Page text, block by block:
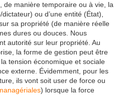
de manière temporaire ou à vie, la
ou d’une entité (État),
sa propriété (de manière réelle
dures ou douces. Nous
autorité sur leur propriété. Au
la forme de gestion peut être
tension économique et sociale
externe. Évidemment, pour les
ils vont soit user de force ou
) lorsque la force